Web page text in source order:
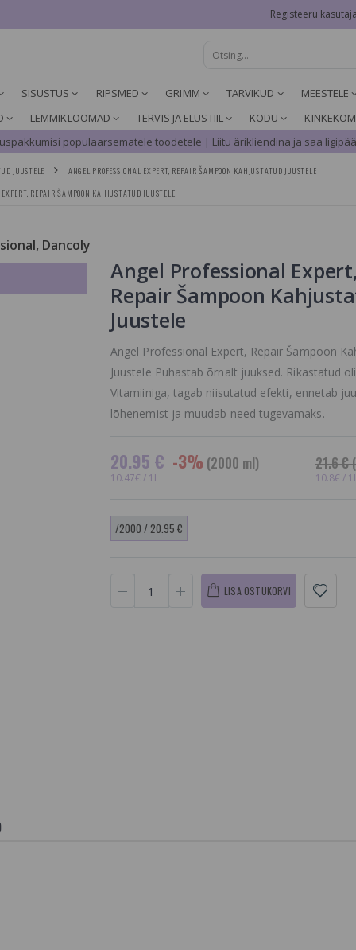
Registeeru
SISUSTUS RIPSMED GRIMM TARVIKUD MEESTELE
LEMMIKLOOMAD TERVIS JA ELUSTIIL KODU
populaarsematele toodetele | Liitu ärikliendina ja saa
JUUSTELE
ANGEL PROFESSIONAL EXPERT, REPAIR ŠAMPOON KAHJUSTATUD JUUSTELE
REPAIR ŠAMPOON KAHJUSTATUD JUUSTELE
Dancoly
Angel Professional Expert,
Repair Šampoon
Juustele
Angel Professional Expert, Repair Šampoon
Juustele Puhastab õrnalt juuksed. Rikastatud
Vitamiiniga, tagab niisutatud efekti, ennetab
lõhenemist ja muudab need tugevamaks.
20.95 € -3% (2000 ml)
10.47€ / 1L
21.6 €
10.8€ /
/2000 / 20.95 €
LISA OSTUKORVI